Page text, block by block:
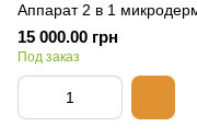
Аппарат 2 в 1
15 000.00 грн
Под заказ